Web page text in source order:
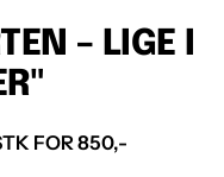
– LIGE I
FOR 850,-